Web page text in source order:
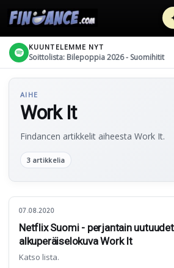
KUUNTELEMME NYT
Soittolista: Bilepoppia 2026 - Suomihitit
AIHE
Work It
Findancen artikkelit aiheesta Work It.
3 artikkelia
07.08.2020
Netflix Suomi - perjantain
alkuperäiselokuva Work It
Katso lista.